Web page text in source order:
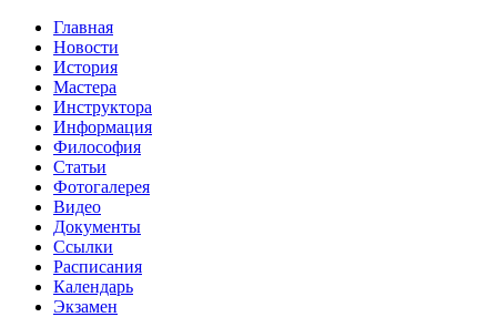
Главная
Новости
История
Мастера
Инструктора
Информация
Философия
Статьи
Фотогалерея
Видео
Документы
Ссылки
Расписания
Календарь
Экзамен